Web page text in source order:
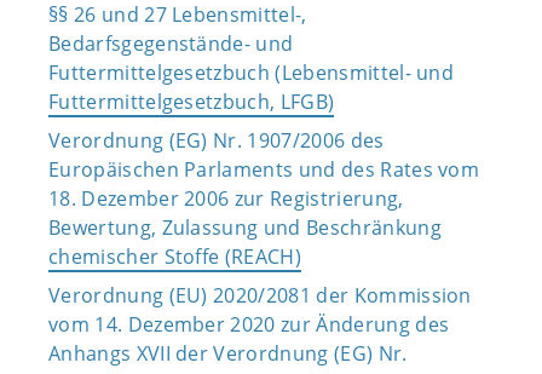
§§ 26 und 27 Lebensmittel-,
Bedarfsgegenstände- und
Futtermittelgesetzbuch (Lebensmittel- und
Futtermittelgesetzbuch, LFGB)
Verordnung (EG) Nr. 1907/2006 des
Europäischen Parlaments und des Rates vom
18. Dezember 2006 zur Registrierung,
Bewertung, Zulassung und Beschränkung
chemischer Stoffe (REACH)
Verordnung (EU) 2020/2081 der Kommission
vom 14. Dezember 2020 zur Änderung des
Anhangs XVII der Verordnung (EG) Nr.